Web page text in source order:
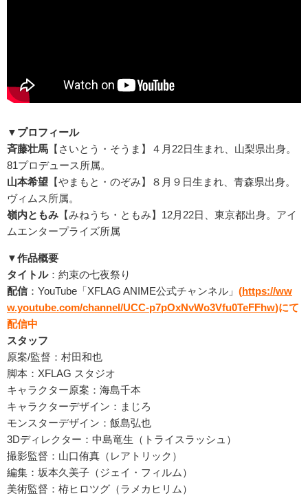
▼プロフィール
斉藤壮馬 【さいとう・そうま】４月22日生まれ、山梨県出身。
81プロデュース所属。
山本希望 【やまもと・のぞみ】８月９日生まれ、青森県出身。
ヴィムス所属。
嶺内ともみ 【みねうち・ともみ】12月22日、東京都出身。アイ
ムエンタープライズ所属
▼作品概要
タイトル：約束の七夜祭り
配信：YouTube「XFLAG ANIME公式チャンネル」 (https://ww
w.youtube.com/channel/UCC-p7pOxNvWo3Vfu0TeFFhw)にて
配信中
スタッフ
原案/監督：村田和也
脚本：XFLAG スタジオ
キャラクター原案：海島千本
キャラクターデザイン：まじろ
モンスターデザイン：飯島弘也
3Dディレクター：中島竜生（トライスラッシュ）
撮影監督：山口侑真（レアトリック）
編集：坂本久美子（ジェイ・フィルム）
美術監督：栫ヒロツグ（ラメカヒリム）